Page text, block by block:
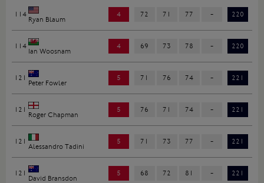
114
Ryan Blaum
4 72 71 77 - 220
114
Ian Woosnam
4 69 73 78 - 220
121
Peter Fowler
5 71 76 74 - 221
121
Roger Chapman
5 76 71 74 - 221
121
Alessandro Tadini
5 71 73 77 - 221
121
David Bransdon
5 68 72 81 - 221